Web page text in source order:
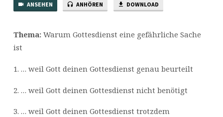
ANSEHEN ANHÖREN DOWNLOAD
Thema:Warum Gottesdienst eine gefährliche Sache
ist
1. … weil Gott deinen Gottesdienst genau beurteilt
2. … weil Gott deinen Gottesdienst nicht benötigt
3. … weil Gott deinen Gottesdienst trotzdem